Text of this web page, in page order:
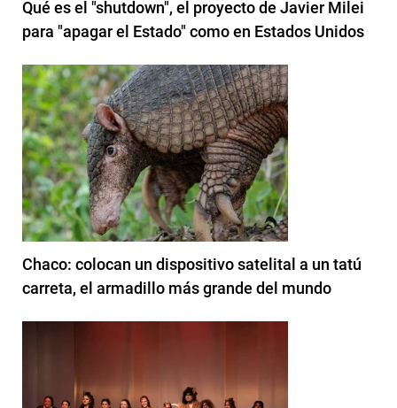
Qué es el "shutdown", el proyecto de Javier Milei
para "apagar el Estado" como en Estados Unidos
Chaco: colocan un dispositivo satelital a un tatú
carreta, el armadillo más grande del mundo